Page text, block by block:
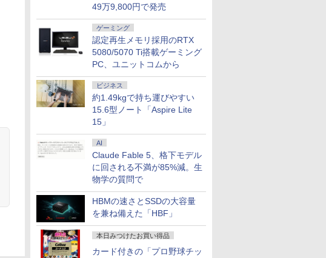
49万9,800円で発売
ゲーミング
認定再生メモリ採用のRTX
5080/5070 Ti搭載ゲーミング
PC、ユニットコムから
ビジネス
約1.49kgで持ち運びやすい
15.6型ノート「Aspire Lite
15」
AI
Claude Fable 5、格下モデル
に回される不満が85%減。生
物学の質問で
HBMの速さとSSDの大容量
を兼ね備えた「HBF」
本日みつけたお買い得品
カード付きの「プロ野球チッ